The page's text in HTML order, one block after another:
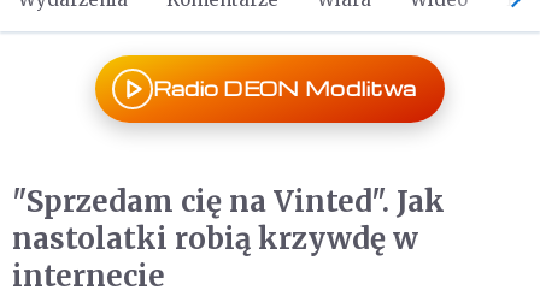
Radio DEON Modlitwa
"Sprzedam cię na Vinted". Jak
nastolatki robią krzywdę w
internecie